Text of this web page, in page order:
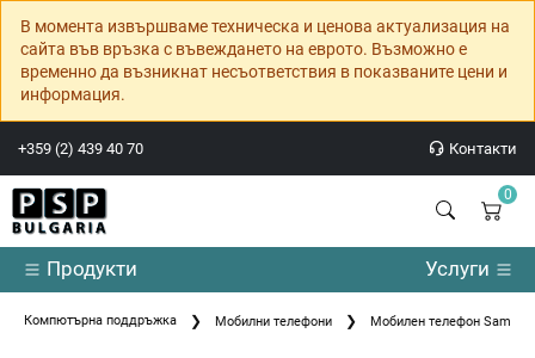
В момента извършваме техническа и ценова актуализация на
сайта във връзка с въвеждането на еврото. Възможно е
временно да възникнат несъответствия в показваните цени и
информация.
+359 (2) 439 40 70 Контакти
0
Продукти Услуги
Компютърна поддръжка Мобилни телефони Мобилен телефон